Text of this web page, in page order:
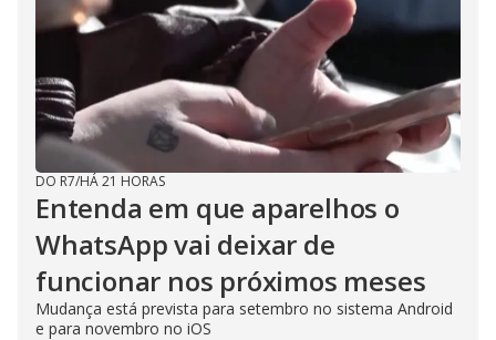
DO R7/HÁ 21 HORAS
Entenda em que aparelhos o
WhatsApp vai deixar de
funcionar nos próximos meses
Mudança está prevista para setembro no sistema Android
e para novembro no iOS